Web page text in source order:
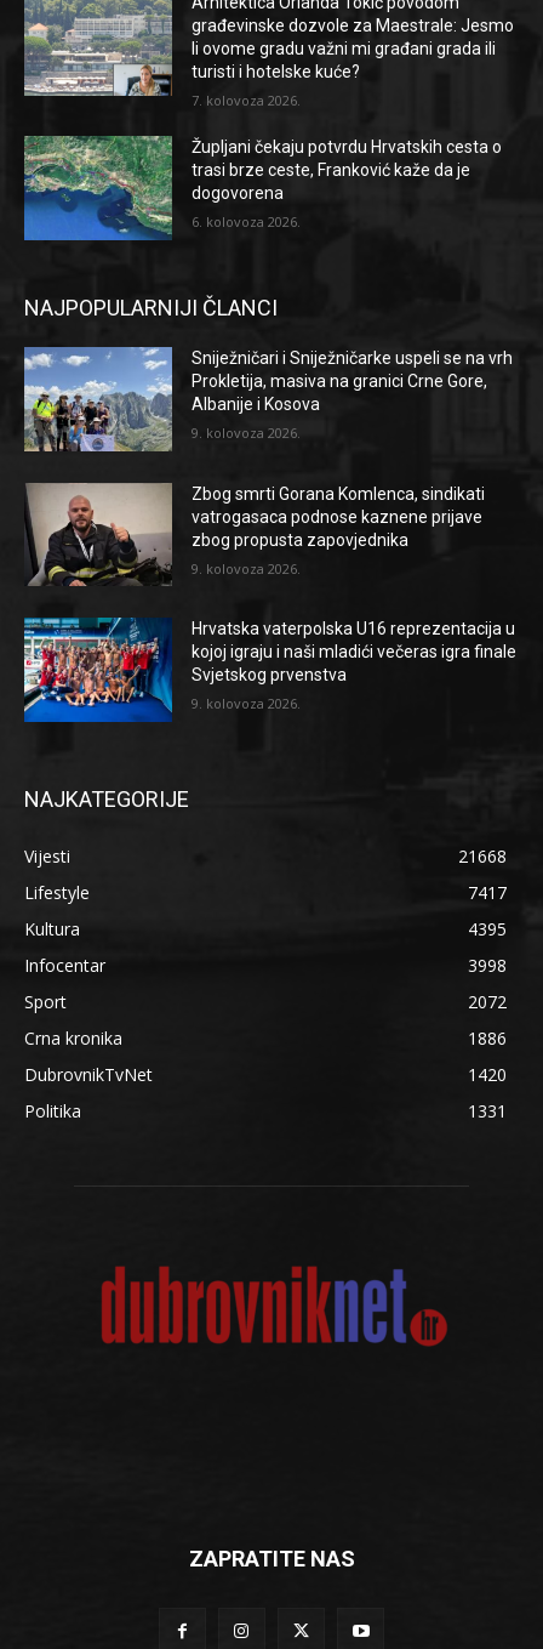
građevinske dozvole za Maestrale: Jesmo
li ovome gradu važni mi građani grada ili
turisti i hotelske kuće?
7. kolovoza 2026.
Župljani čekaju potvrdu Hrvatskih cesta o
trasi brze ceste, Franković kaže da je
dogovorena
6. kolovoza 2026.
NAJPOPULARNIJI ČLANCI
Sniježničari i Sniježničarke uspeli se na vrh
Prokletija, masiva na granici Crne Gore,
Albanije i Kosova
9. kolovoza 2026.
Zbog smrti Gorana Komlenca, sindikati
vatrogasaca podnose kaznene prijave
zbog propusta zapovjednika
9. kolovoza 2026.
Hrvatska vaterpolska U16 reprezentacija u
kojoj igraju i naši mladići večeras igra finale
Svjetskog prvenstva
9. kolovoza 2026.
NAJKATEGORIJE
Vijesti
21668
Lifestyle
7417
Kultura
4395
Infocentar
3998
Sport
2072
Crna kronika
1886
DubrovnikTvNet
1420
Politika
1331
ZAPRATITE NAS